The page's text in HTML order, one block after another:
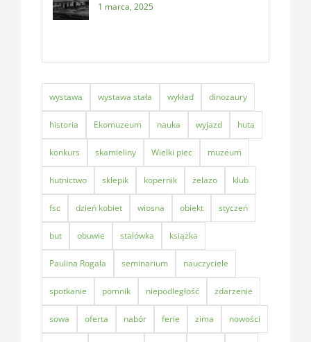
1 marca, 2025
wystawa wystawa stała wykład dinozaury
historia Ekomuzeum nauka wyjazd huta
konkurs skamieliny Wielki piec muzeum
hutnictwo sklepik kopernik żelazo klub
fsc dzień kobiet wiosna obiekt styczeń
but obuwie stalówka książka
Paulina Rogala seminarium nauczyciele
spotkanie pomnik niepodległość zdarzenie
sowa oferta nabór ferie zima nowości